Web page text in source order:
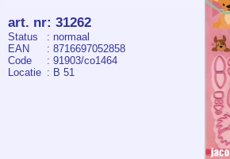
art. nr: 31262
Status
: normaal
EAN
: 8716697052858
Code
: 91903/co1464
Locatie : B 51